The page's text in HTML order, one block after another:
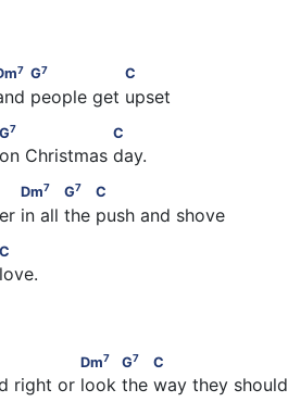
Dm G
7 G7 C
people get upset
G
G7 C
Christmas day.
Dm7 G
Dm7 G7 C
in all the push and shove
C
C
Dm7 G
Dm7 G7 C
right or look the way they should